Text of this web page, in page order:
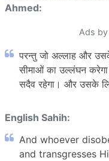
Ahmed:
Ads
परन्तु जो अल्लाह और
सीमाओं का उल्लंघन
सदैव रहेगा। और उसके
English Sahih:
And whoever
and transgresses